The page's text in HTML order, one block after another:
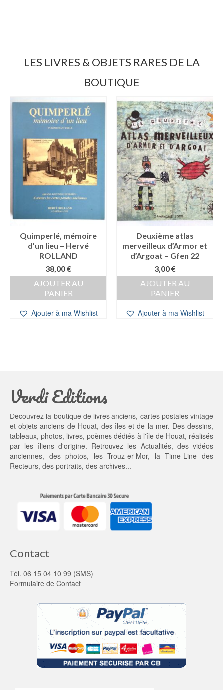
LES LIVRES & OBJETS RARES DE LA
BOUTIQUE
Quimperlé, mémoire
d’un lieu – Hervé
ROLLAND
38,00€
AJOUTER AU
PANIER
Ajouter à ma Wishlist
Deuxième atlas
merveilleux d’Armor et
d’Argoat – Gfen 22
3,00€
AJOUTER AU
PANIER
Ajouter à ma Wishlist
Verdi Editions
Découvrez la boutique de livres anciens, cartes postales vintage
et objets anciens de Houat, des îles et de la mer. Des dessins,
tableaux, photos, livres, poèmes dédiés à l'île de Houat, réalisés
par les îliens d'origine. Retrouvez les Actualités, des vidéos
anciennes, desphotos, lesTrouz-er-Mor, laTime-Line des
Recteurs, des portraits, des archives...
Contact
Tél. 06 15 04 10 99 (SMS)
Formulaire de Contact